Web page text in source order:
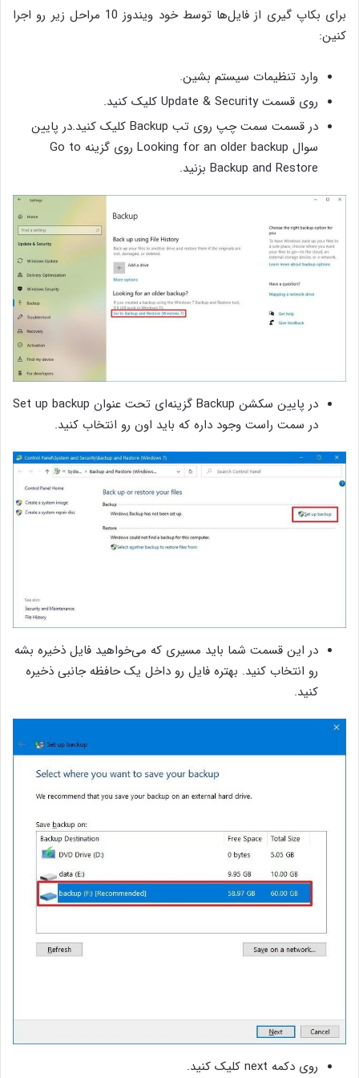
برای بکاپ گیری از فایل‌ها توسط خود ویندوز 10 مراحل زیر رو اجرا
کنین:
وارد تنظیمات سیستم بشین.
روی قسمت Update & Security کلیک کنید.
در قسمت سمت چپ روی تب Backup کلیک کنید.در پایین
سوال Looking for an older backup روی گزینه‌ Go to
Backup and Restore بزنید.
در پایین سکشن Backup گزینه‌ای تحت عنوان Set up backup
در سمت راست وجود داره که باید اون رو انتخاب کنید.
در این قسمت شما باید مسیری که می‌خواهید فایل ذخیره بشه
رو انتخاب کنید. بهتره فایل رو داخل یک حافظه‌ جانبی ذخیره
کنید.
روی دکمه‌ next کلیک کنید.